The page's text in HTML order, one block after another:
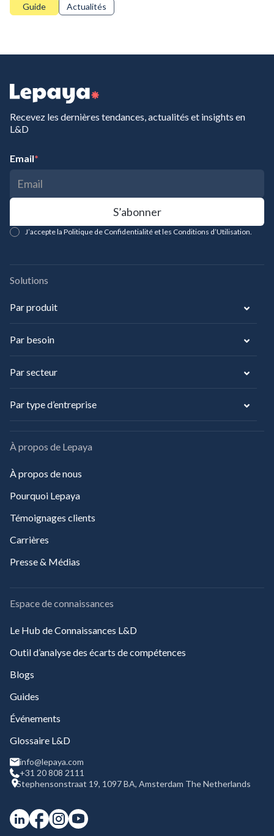
Guide Actualités
Recevez les dernières tendances, actualités et insights en
L&D
Email*
J’accepte la Politique de Confidentialité et les Conditions d’Utilisation.
Solutions
Par produit
Par besoin
Par secteur
Par type d’entreprise
À propos de Lepaya
À propos de nous
Pourquoi Lepaya
Témoignages clients
Carrières
Presse & Médias
Espace de connaissances
Le Hub de Connaissances L&D
Outil d’analyse des écarts de compétences
Blogs
Guides
Événements
Glossaire L&D
info@lepaya.com
+31 20 808 2111
Stephensonstraat 19, 1097 BA, Amsterdam The Netherlands